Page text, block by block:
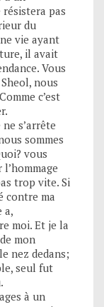
pas
du
vie ayant
il avait
Vous
nous
c’est
s’arrête
sommes
vous
trop vite. Si
contre ma
a,
moi. Et je la
mon
nez dedans;
seul fut
à un